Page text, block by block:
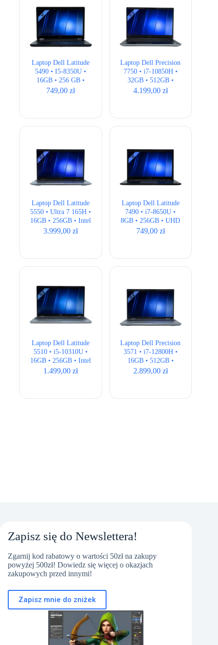
Laptop Dell Latitude
5490 • I5-8350U •
16GB • 256 GB •
Intel 620 HD • 14.1″
749,00zł
Laptop Dell Precision
7750 • i7-10850H •
32GB • 512GB •
Quadro RTX 3000
4.199,00 zł
Laptop Dell Latitude
5550 • Ultra 7 165H •
16GB • 256GB • Intel
Graphics • 15,6″ Full
3.999,00zł
Laptop Dell Latitude
7490 • i7-8650U •
8GB • 256GB • UHD
620 • 14.1″ Full HD •
749,00 zł
Laptop Dell Latitude
5510 • i5-10310U •
16GB • 256GB • Intel
UHD • 15.6″ Full HD
1.499,00zł
Laptop Dell Precision
3571 • i7-12800H •
16GB • 512GB •
T600 4GB • 15,6″
2.899,00 zł
Zapisz się do Newslettera!
Zgarnij kod rabatowy o wartości 50zł na zakupy
powyżej 500zł! Dowiedz się więcej o okazjach
zakupowych przed innymi!
Zapisz mnie do zniżek